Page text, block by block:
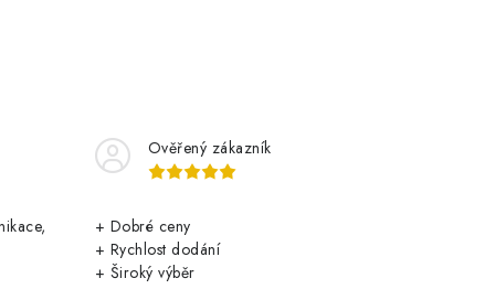
Ověřený zákazník
+ Dobré ceny
+ Rychlost dodání
+ Široký výběr